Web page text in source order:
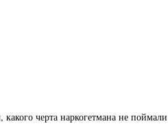
черта наркогетмана не